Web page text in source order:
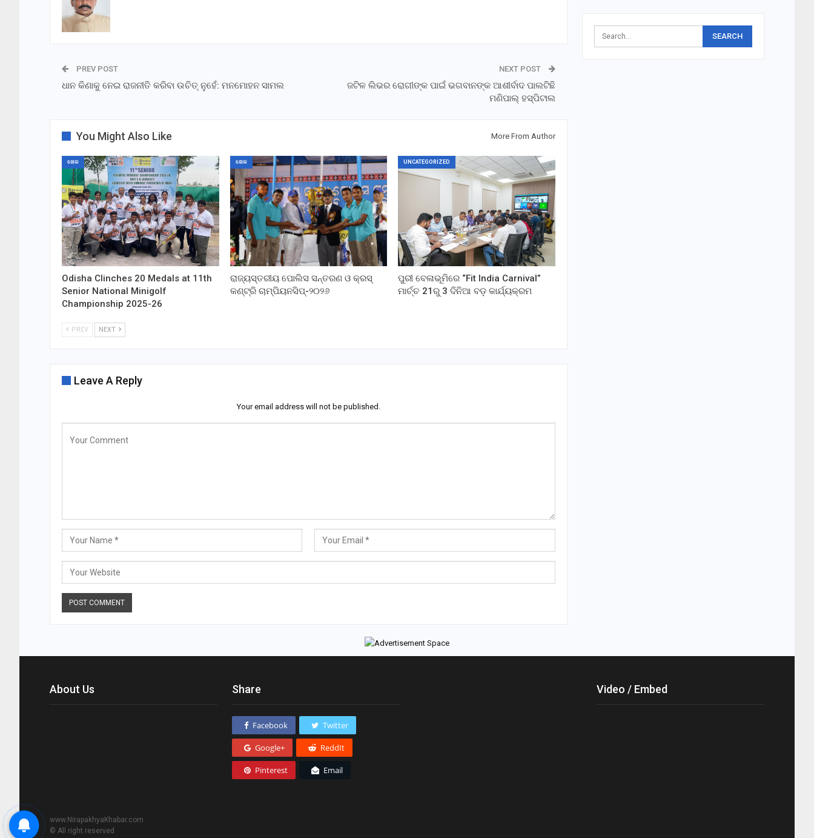
PREV POST
ଧାନ କିଣାକୁ ନେଇ ରାଜନୀତି କରିବା ଉଚିତ୍ ନୁହେଁ: ମନମୋହନ ସାମଲ
NEXT POST
ଜଟିଳ ଲିଭର ରୋଗୀଙ୍କ ପାଇଁ ଭଗବାନଙ୍କ ଆଶୀର୍ବାଦ ପାଲଟିଛି
ମଣିପାଲ୍ ହସ୍ପିଟାଲ
You Might Also Like More From Author
ଖେଳ
Odisha Clinches 20 Medals at 11th
Senior National Minigolf
Championship 2025-26
ଖେଳ
ରାଜ୍ୟସ୍ତରୀୟ ପୋଲିସ ସନ୍ତରଣ ଓ କ୍ରସ୍
କଣ୍ଟ୍ରି ଚାମ୍ପିୟନସିପ୍-୨୦୨୬
UNCATEGORIZED
ପୁରୀ ବେଳାଭୂମିରେ “Fit India Carnival”
ମାର୍ଚ୍ଚ 21ରୁ 3 ଦିନିଆ ବଡ଼ କାର୍ଯ୍ୟକ୍ରମ
PREV NEXT
Leave A Reply
Your email address will not be published.
About Us Share
Facebook Twitter
Google+ ReddIt
Pinterest Email
Video / Embed
www.NirapakhyaKhabar.com
© All right reserved